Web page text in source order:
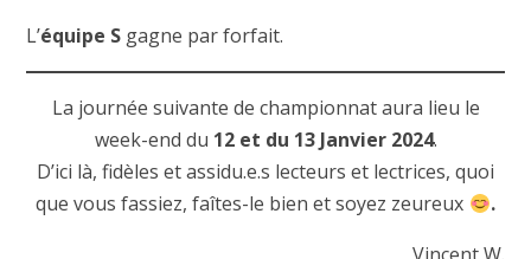
L’équipe Sgagne par forfait.
La journée suivante de championnat aura lieu le
week-end du 12 et du 13 Janvier 2024.
D’ici là, fidèles et assidu.e.s lecteurs et lectrices, quoi
que vous fassiez, faîtes-le bien et soyez zeureux
.